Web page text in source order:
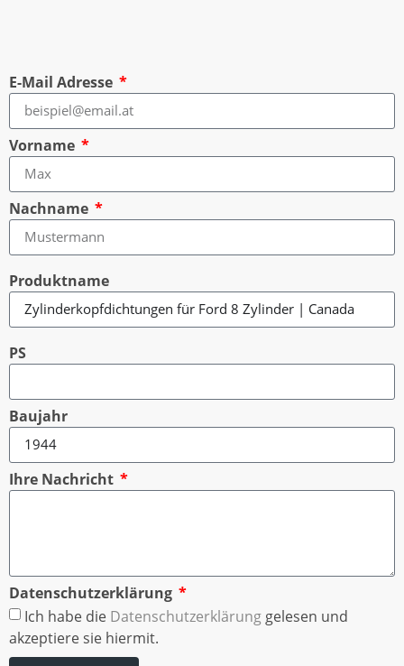
E-Mail Adresse
Vorname
Nachname
Produktname
PS
Baujahr
Ihre Nachricht
Datenschutzerklärung
Ich habe die Datenschutzerklärung gelesen und
akzeptiere sie hiermit.